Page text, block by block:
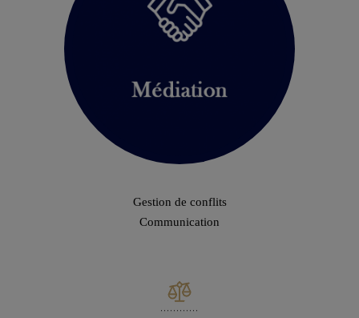
Gestion de conflits
Communication